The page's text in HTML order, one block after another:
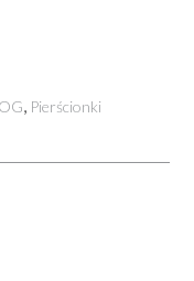
, Pierścionki